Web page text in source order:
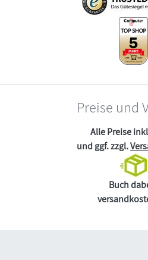
Preise und
Alle Preise
und ggf. zzgl.
Buch